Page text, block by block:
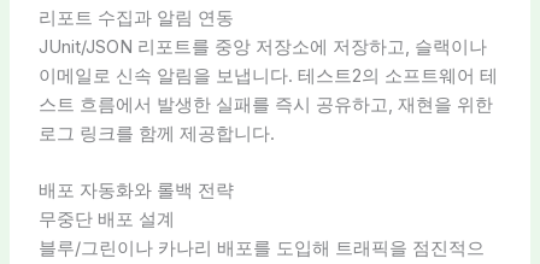
리포트 수집과 알림 연동
JUnit/JSON 리포트를 중앙 저장소에 저장하고, 슬랙이나
이메일로 신속 알림을 보냅니다. 테스트2의 소프트웨어 테
스트 흐름에서 발생한 실패를 즉시 공유하고, 재현을 위한
로그 링크를 함께 제공합니다.
배포 자동화와 롤백 전략
무중단 배포 설계
블루/그린이나 카나리 배포를 도입해 트래픽을 점진적으